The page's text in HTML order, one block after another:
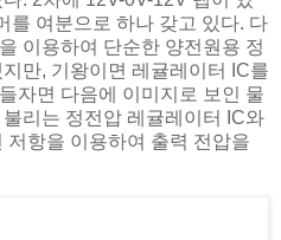
를 여분으로 하나 갖고 있다. 다
이용하여 단순한 양전원용 정
만, 기왕이면 레귤레이터 IC를
자면 다음에 이미지로 보인 물
리는 정전압 레귤레이터 IC와
항을 이용하여 출력 전압을